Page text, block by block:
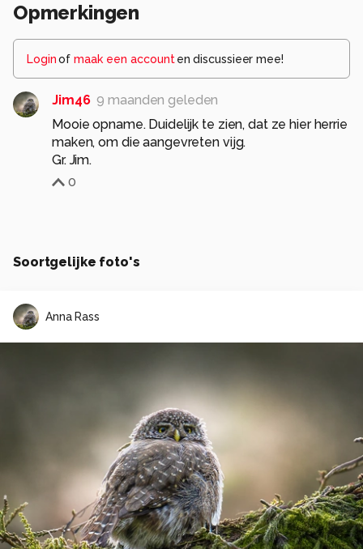
Opmerkingen
Loginof maak een account en discussieer mee!
Jim46 9 maanden geleden
Mooie opname. Duidelijk te zien, dat ze hier herrie
maken, om die aangevreten vijg.
Gr. Jim.
0
Soortgelijke foto's
Anna Rass